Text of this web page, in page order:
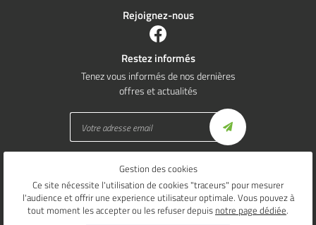
Rejoignez-nous
Restez informés
Tenez vous informés de nos dernières
offres et actualités
Mentions Légales
Conditions générales d'utilisation
Politique de confidentialité
Gestion des cookies
Gestion des cookies
Ce site nécessite l'utilisation de cookies "traceurs" pour mesurer
l'audience et offrir une experience utilisateur optimale. Vous pouvez à
tout moment les accepter ou les refuser depuis notre page dédiée.